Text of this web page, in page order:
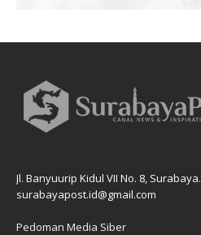
Jl. Banyuurip Kidul VII No. 8, Surabaya.
surabayapost.id@gmail.com
Pedoman Media Siber